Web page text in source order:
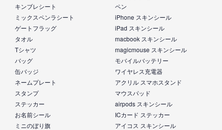
キンブレシート
ミックスペンラシート
ゲートフラッグ
タオル
Tシャツ
バッグ
缶バッジ
ネームプレート
スタンプ
ステッカー
お名前シール
ミニのぼり旗
ペン
iPhone スキンシール
iPad スキンシール
macbook スキンシール
magicmouse スキンシール
モバイルバッテリー
ワイヤレス充電器
アクリル スマホスタンド
マウスパッド
airpods スキンシール
ICカード ステッカー
アイコス スキンシール